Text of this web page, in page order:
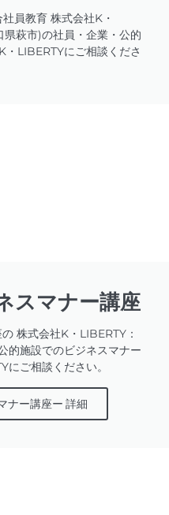
員教育 株式会社K・
萩市)の社員・企業・公的
LIBERTYにご相談くださ
スマナー講座
株式会社K・LIBERTY：
的施設でのビジネスマナー
ご相談ください。
ナー講座ー 詳細